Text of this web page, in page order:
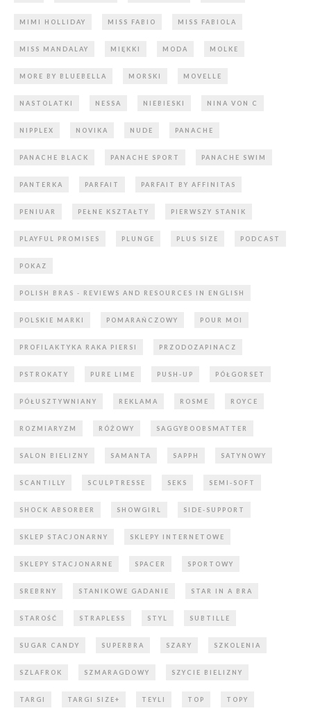
MIMI HOLLIDAY MISS FABIO MISS FABIOLA
MISS MANDALAY MIĘKKI MODA MOLKE
MORE BY BLUEBELLA MORSKI MOVELLE
NASTOLATKI NESSA NIEBIESKI NINA VON C
NIPPLEX NOVIKA NUDE PANACHE
PANACHE BLACK PANACHE SPORT PANACHE SWIM
PANTERKA PARFAIT PARFAIT BY AFFINITAS
PENIUAR PEŁNE KSZTAŁTY PIERWSZY STANIK
PLAYFUL PROMISES PLUNGE PLUS SIZE PODCAST
POKAZ
POLISH BRAS - REVIEWS AND RESOURCES IN ENGLISH
POLSKIE MARKI POMARAŃCZOWY POUR MOI
PROFILAKTYKA RAKA PIERSI PRZODOZAPINACZ
PSTROKATY PURE LIME PUSH-UP PÓŁGORSET
PÓŁUSZTYWNIANY REKLAMA ROSME ROYCE
ROZMIARYZM RÓŻOWY SAGGYBOOBSMATTER
SALON BIELIZNY SAMANTA SAPPH SATYNOWY
SCANTILLY SCULPTRESSE SEKS SEMI-SOFT
SHOCK ABSORBER SHOWGIRL SIDE-SUPPORT
SKLEP STACJONARNY SKLEPY INTERNETOWE
SKLEPY STACJONARNE SPACER SPORTOWY
SREBRNY STANIKOWE GADANIE STAR IN A BRA
STAROŚĆ STRAPLESS STYL SUBTILLE
SUGAR CANDY SUPERBRA SZARY SZKOLENIA
SZLAFROK SZMARAGDOWY SZYCIE BIELIZNY
TARGI TARGI SIZE+ TEYLI TOP TOPY